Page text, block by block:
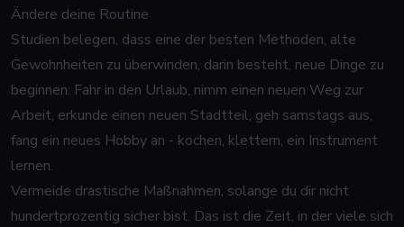
Ändere deine Routine
Studien belegen, dass eine der besten Methoden, alte
Gewohnheiten zu überwinden, darin besteht, neue Dinge zu
beginnen. Fahr in den Urlaub, nimm einen neuen Weg zur
Arbeit, erkunde einen neuen Stadtteil, geh samstags aus,
fang ein neues Hobby an - kochen, klettern, ein Instrument
lernen.
Vermeide drastische Maßnahmen, solange du dir nicht
hundertprozentig sicher bist. Das ist die Zeit, in der viele sich